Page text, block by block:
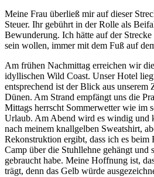
Meine Frau überließ mir auf dieser
Steuer. Ihr gebührt in der Rolle als
Bewunderung. Ich hätte auf der
sein wollen, immer mit dem Fuß auf
Am frühen Nachmittag erreichen wir
idyllischen Wild Coast. Unser Hotel
entsprechend ist der Blick aus unserem
Dünen. Am Strand empfängt uns die
Mittags herrscht Sommerwetter wie im
Urlaub. Am Abend wird es windig und
nach meinem knallgelben Sweatshirt,
Rekonstruktion ergibt, dass ich es
Camp über die Stuhllehne gehängt und
gebraucht habe. Meine Hoffnung ist,
trägt, denn das Gelb würde